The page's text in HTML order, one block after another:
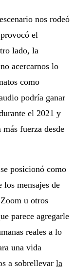
nos rodeó
el
lado, la
acercarnos lo
como
podría ganar
el 2021 y
fuerza desde
posicionó como
los mensajes de
u otros
parece agregarle
reales a lo
una vida
a sobrellevar la